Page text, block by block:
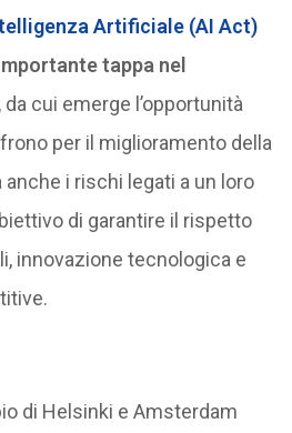
Artificiale (AI Act)
tappa nel
, da cui emerge l’opportunità
per il miglioramento della
i rischi legati a un loro
di garantire il rispetto
innovazione tecnologica e
di Helsinki e Amsterdam